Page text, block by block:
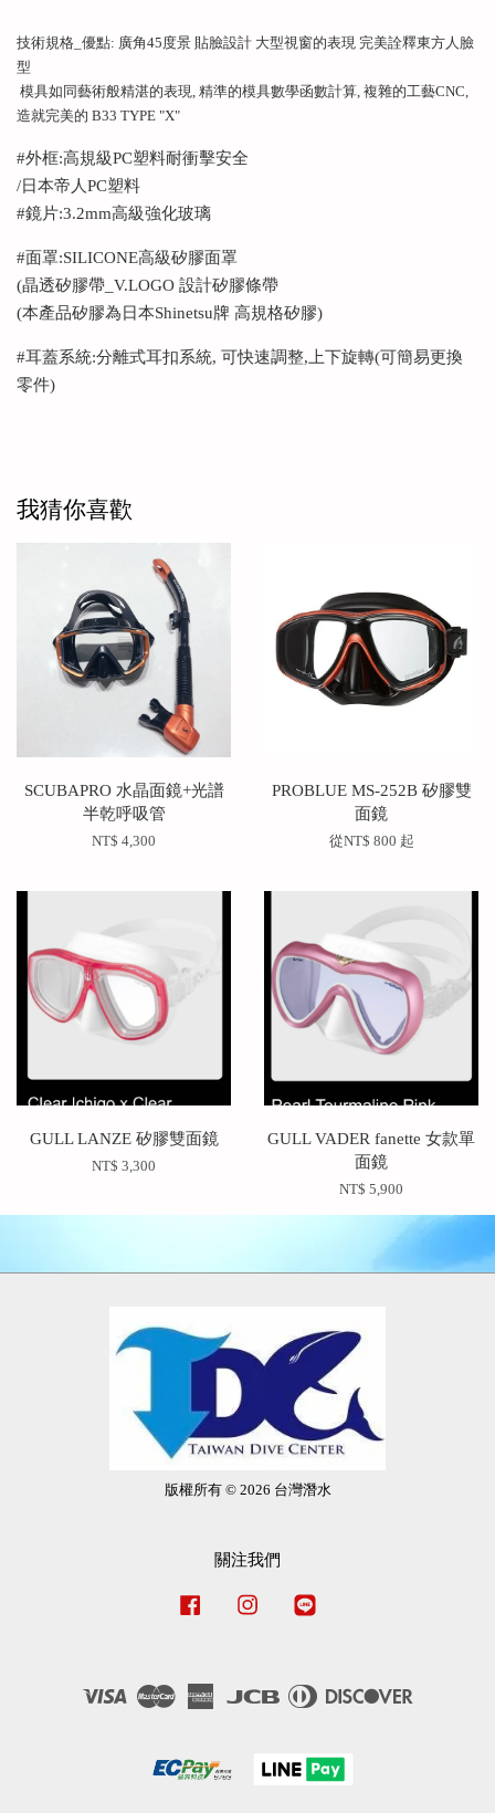
技術規格_優點: 廣角45度景 貼臉設計 大型視窗的表現 完美詮釋東方人臉
型
模具如同藝術般精湛的表現, 精準的模具數學函數計算, 複雜的工藝CNC,
造就完美的 B33 TYPE "X"
#外框:高規級PC塑料耐衝擊安全
/日本帝人PC塑料
#鏡片:3.2mm高級強化玻璃
#面罩:SILICONE高級矽膠面罩
(晶透矽膠帶_V.LOGO 設計矽膠條帶
(本產品矽膠為日本Shinetsu牌 高規格矽膠)
#耳蓋系統:分離式耳扣系統, 可快速調整,上下旋轉(可簡易更換
零件)
我猜你喜歡
SCUBAPRO 水晶面鏡+光譜
半乾呼吸管
NT$ 4,300
PROBLUE MS-252B 矽膠雙
面鏡
從NT$ 800 起
GULL LANZE 矽膠雙面鏡
NT$ 3,300
GULL VADER fanette 女款單
面鏡
NT$ 5,900
版權所有 © 2026 台灣潛水
關注我們
Facebook Instagram
Visa Master
American
JCB
Diners